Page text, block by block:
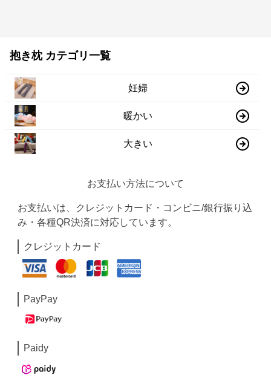
抱き枕 カテゴリ一覧
妊婦
暖かい
大きい
お支払い方法について
お支払いは、クレジットカード・コンビニ/銀行振り込
み・各種QR決済に対応しています。
クレジットカード
PayPay
Paidy